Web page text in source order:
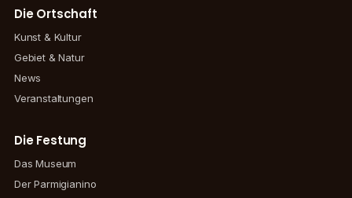
Die Ortschaft
Kunst & Kultur
Gebiet & Natur
News
Veranstaltungen
Die Festung
Das Museum
Der Parmigianino